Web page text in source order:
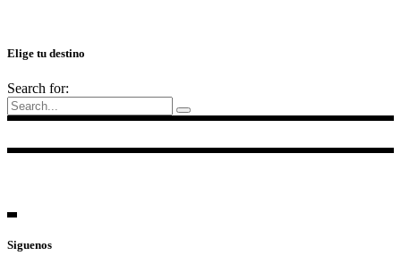
Elige tu destino
Search for:
Siguenos